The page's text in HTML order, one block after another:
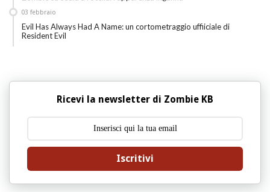
Evil Has Always Had A Name: un cortometraggio uffiiciale di
Resident Evil
03 febbraio
Ricevi la newsletter di Zombie KB
Iscritivi